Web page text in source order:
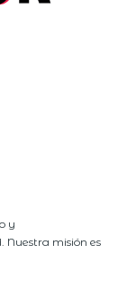
y
misión es